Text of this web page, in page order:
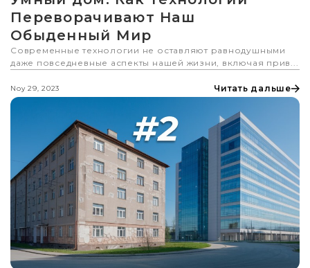
Переворачивают Наш
Обыденный Мир
Современные технологии не оставляют равнодушными
даже повседневные аспекты нашей жизни, включая прив...
Noy 29, 2023 Читать дальше